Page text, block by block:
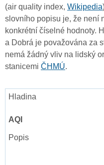
(air quality index, Wikipedia
slovního popisu je, že není
konkrétní číselné hodnoty.
a Dobrá je považována za
nemá žádný vliv na lidský
stanicemi ČHMÚ.